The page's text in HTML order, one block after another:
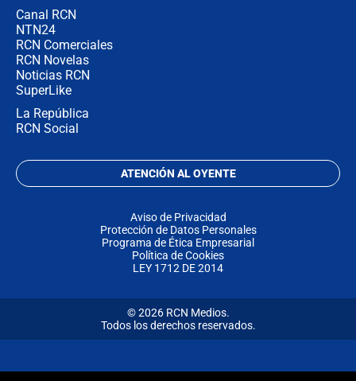
Canal RCN
NTN24
RCN Comerciales
RCN Novelas
Noticias RCN
SuperLike
La República
RCN Social
ATENCIÓN AL OYENTE
Aviso de Privacidad
Protección de Datos Personales
Programa de Ética Empresarial
Política de Cookies
LEY 1712 DE 2014
© 2026 RCN Medios.
Todos los derechos reservados.